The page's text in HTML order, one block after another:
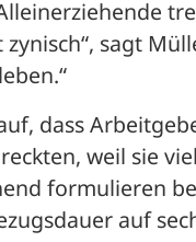
zynisch“, sagt
dass
weil sie
formulieren
auf